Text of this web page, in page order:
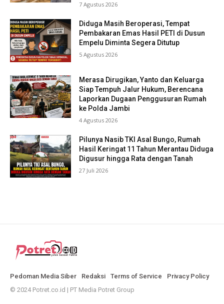
7 Agustus 2026
Diduga Masih Beroperasi, Tempat
Pembakaran Emas Hasil PETI di Dusun
Empelu Diminta Segera Ditutup
5 Agustus 2026
Merasa Dirugikan, Yanto dan Keluarga
Siap Tempuh Jalur Hukum, Berencana
Laporkan Dugaan Penggusuran Rumah
ke Polda Jambi
4 Agustus 2026
Pilunya Nasib TKI Asal Bungo, Rumah
Hasil Keringat 11 Tahun Merantau Diduga
Digusur hingga Rata dengan Tanah
27 Juli 2026
Pedoman Media Siber Redaksi Terms of Service
Privacy Policy
© 2024 Potret.co.id | PT Media Potret Group